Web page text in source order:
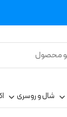
شال و روسری